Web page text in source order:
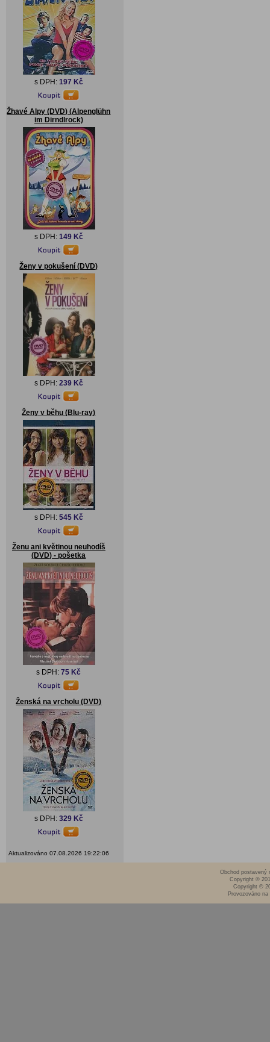
s DPH: 197 Kč
Žhavé Alpy (DVD) (Alpenglühn
im Dirndlrock)
s DPH: 149 Kč
Ženy v pokušení (DVD)
s DPH: 239 Kč
Ženy v běhu (Blu-ray)
s DPH: 545 Kč
Ženu ani květinou neuhodíš
(DVD) - pošetka
s DPH:75 Kč
Ženská na vrcholu (DVD)
s DPH: 329 Kč
Aktualizováno 07.08.2026 19:22:06
Obchod postavený
Copyright ©
Copyright ©
Provozováno